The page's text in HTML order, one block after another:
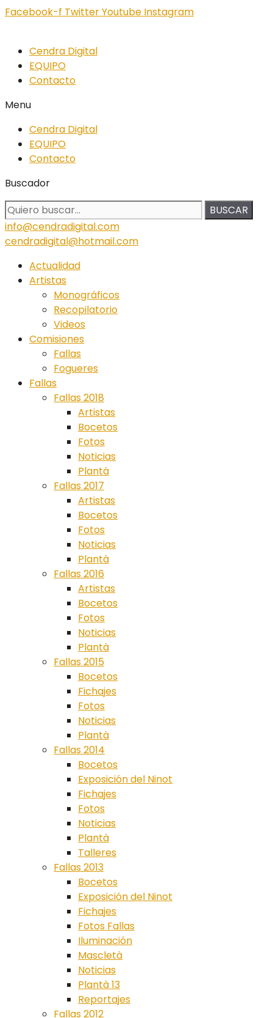
Facebook-f TwitterYoutube Instagram
Cendra Digital
EQUIPO
Contacto
Menu
Cendra Digital
EQUIPO
Contacto
Buscador
BUSCAR
info@cendradigital.com
cendradigital@hotmail.com
Actualidad
Artistas
Monográficos
Recopilatorio
Videos
Comisiones
Fallas
Fogueres
Fallas
Fallas 2018
Artistas
Bocetos
Fotos
Noticias
Plantá
Fallas 2017
Artistas
Bocetos
Fotos
Noticias
Plantà
Fallas 2016
Artistas
Bocetos
Fotos
Noticias
Plantà
Fallas 2015
Bocetos
Fichajes
Fotos
Noticias
Plantà
Fallas 2014
Bocetos
Exposición del Ninot
Fichajes
Fotos
Noticias
Plantà
Talleres
Fallas 2013
Bocetos
Exposición del Ninot
Fichajes
Fotos Fallas
Iluminación
Mascletà
Noticias
Plantà 13
Reportajes
Fallas 2012